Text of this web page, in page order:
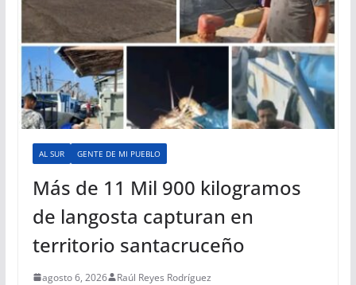
AL SUR GENTE DE MI PUEBLO
Más de 11 Mil 900 kilogramos
de langosta capturan en
territorio santacruceño
agosto 6, 2026 Raúl Reyes Rodríguez